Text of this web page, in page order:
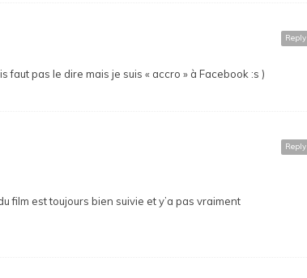
Reply
faut pas le dire mais je suis « accro » à Facebook :s )
Reply
film est toujours bien suivie et y’a pas vraiment